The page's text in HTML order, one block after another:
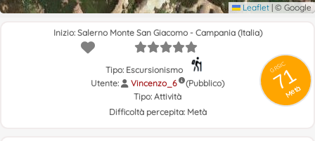
Leaflet | © Google
GRSIC
71
Metà
Inizio: Salerno Monte San Giacomo - Campania (Italia)
Tipo: Escursionismo
Utente:
Vincenzo_6
(Pubblico)
Tipo: Attività
Difficoltà percepita: Metà